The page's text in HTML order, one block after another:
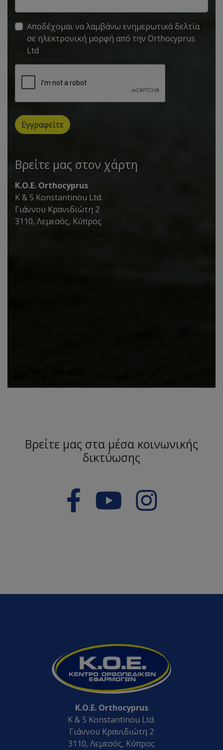
Aποδέχομαι να λαμβάνω ενημερωτικά δελτία
σε ηλεκτρονική μορφή από την Orthocyprus
Ltd
Εγγραφείτε
Βρείτε μας στον χάρτη
K.O.E. Orthocyprus
K & S Konstantinou Ltd.
Γιάννου Κρανιδιώτη 2
3110, Λεμεσός, Κύπρος
Βρείτε μας στα μέσα κοινωνικής
δικτύωσης
K.O.E. Orthocyprus
K & S Konstantinou Ltd.
Γιάννου Κρανιδιώτη 2
3110, Λεμεσός, Κύπρος